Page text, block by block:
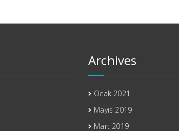
Archives
Ocak 2021
Mayıs 2019
Mart 2019